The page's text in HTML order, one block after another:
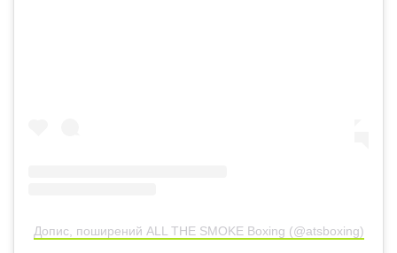
Допис, поширений ALL THE SMOKE Boxing (@atsboxing)